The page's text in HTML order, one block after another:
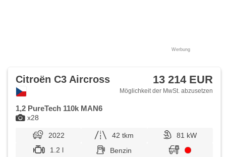
Werbung
x28
Citroën C3 Aircross 13 214 EUR
Möglichkeit der MwSt. abzusetzen
1,2 PureTech 110k MAN6
2022 42 tkm
81 kW
1.2 l
Benzin